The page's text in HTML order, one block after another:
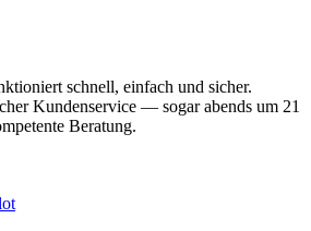
schnell, einfach und sicher.
Kundenservice — sogar abends um 21
Beratung.